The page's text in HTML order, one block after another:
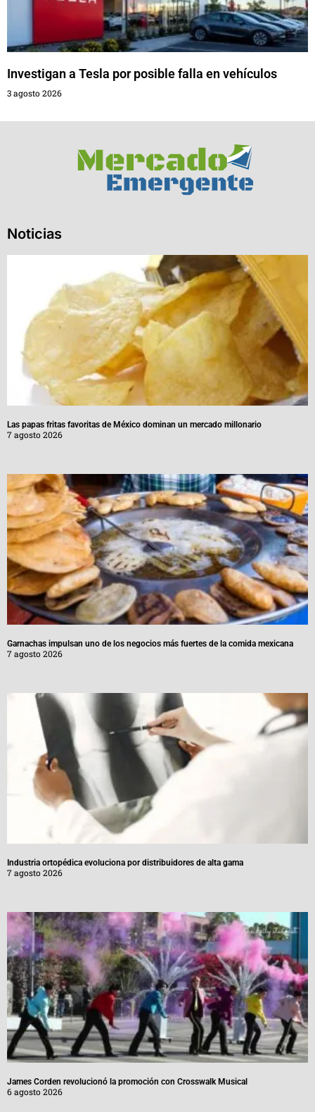
Investigan a Tesla por posible falla en vehículos
3 agosto 2026
Noticias
Las papas fritas favoritas de México dominan un mercado millonario
7 agosto 2026
Garnachas impulsan uno de los negocios más fuertes de la comida mexicana
7 agosto 2026
Industria ortopédica evoluciona por distribuidores de alta gama
7 agosto 2026
James Corden revolucionó la promoción con Crosswalk Musical
6 agosto 2026